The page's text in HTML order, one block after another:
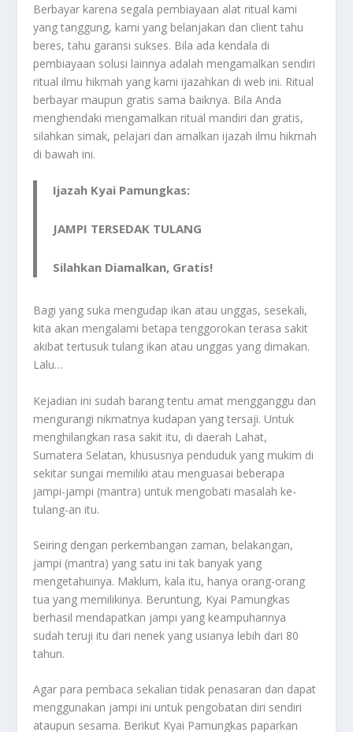
Berbayar karena segala pembiayaan alat ritual kami
yang tanggung, kami yang belanjakan dan client tahu
beres, tahu garansi sukses. Bila ada kendala di
pembiayaan solusi lainnya adalah mengamalkan sendiri
ritual ilmu hikmah yang kami ijazahkan di web ini. Ritual
berbayar maupun gratis sama baiknya. Bila Anda
menghendaki mengamalkan ritual mandiri dan gratis,
silahkan simak, pelajari dan amalkan ijazah ilmu hikmah
di bawah ini.
Ijazah Kyai Pamungkas:
JAMPI TERSEDAK TULANG
Silahkan Diamalkan, Gratis!
Bagi yang suka mengudap ikan atau unggas, sesekali,
kita akan mengalami betapa tenggorokan terasa sakit
akibat tertusuk tulang ikan atau unggas yang dimakan.
Lalu…
Kejadian ini sudah barang tentu amat mengganggu dan
mengurangi nikmatnya kudapan yang tersaji. Untuk
menghilangkan rasa sakit itu, di daerah Lahat,
Sumatera Selatan, khususnya penduduk yang mukim di
sekitar sungai memiliki atau menguasai beberapa
jampi-jampi (mantra) untuk mengobati masalah ke-
tulang-an itu.
Seiring dengan perkembangan zaman, belakangan,
jampi (mantra) yang satu ini tak banyak yang
mengetahuinya. Maklum, kala itu, hanya orang-orang
tua yang memilikinya. Beruntung, Kyai Pamungkas
berhasil mendapatkan jampi yang keampuhannya
sudah teruji itu dari nenek yang usianya lebih dari 80
tahun.
Agar para pembaca sekalian tidak penasaran dan dapat
menggunakan jampi ini untuk pengobatan diri sendiri
ataupun sesama. Berikut Kyai Pamungkas paparkan